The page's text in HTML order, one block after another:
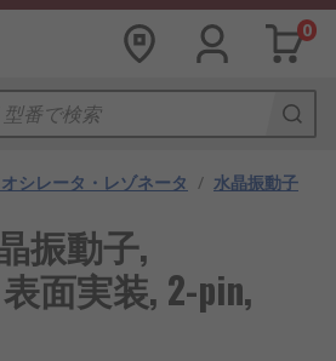
0
シレータ・レゾネータ / 水晶振動子
振動子,
表面実装, 2-pin,